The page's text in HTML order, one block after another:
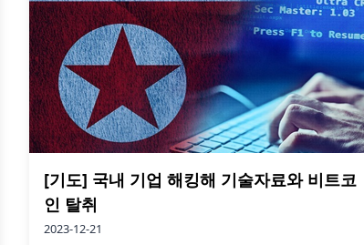
[기도] 국내 기업 해킹해 기술자료와 비트코
인 탈취
2023-12-21